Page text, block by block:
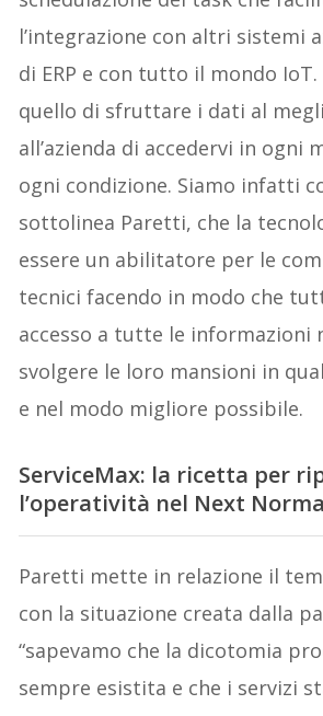
l’integrazione con altri sistemi
di ERP e con tutto il mondo
quello di sfruttare i dati al
all’azienda di accedervi in ogni
ogni condizione. Siamo infatti
sottolinea Paretti, che la
essere un abilitatore per le
tecnicifacendo in modo che
accesso a tutte le informazioni
svolgere le loro mansioni in
e nel modo migliore possibile.
ServiceMax: la ricetta per
l’operatività nel Next N
Paretti mette in relazione il
con la situazione creata dalla
“sapevamo che la dicotomia
sempre esistita e che i servizi